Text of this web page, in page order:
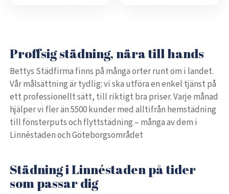
Proffsig städning, nära till hands
Bettys Städfirma finns på många orter runt om i landet.
Vår målsättning är tydlig: vi ska utföra en enkel tjänst på
ett professionellt sätt, till riktigt bra priser. Varje månad
hjälper vi fler än 5500 kunder med alltifrån hemstädning
till fönsterputs och flyttstädning – många av dem i
Linnéstaden och Göteborgsområdet
Städning i Linnéstaden på tider
som passar dig